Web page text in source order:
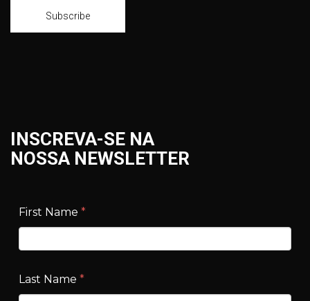
Subscribe
INSCREVA-SE NA
NOSSA NEWSLETTER
First Name *
Last Name *